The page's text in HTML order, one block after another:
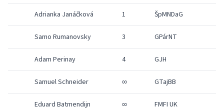
Adrianka Janáčková 1 ŠpMNDaG
Samo Rumanovsky 3 GPárNT
Adam Perinay 4 GJH
Samuel Schneider ∞ GTajBB
Eduard Batmendijn ∞ FMFI UK